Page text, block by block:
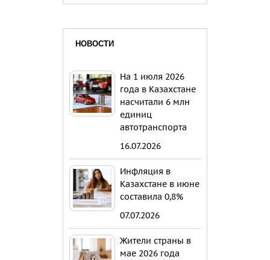
НОВОСТИ
На 1 июля 2026
года в Казахстане
насчитали 6 млн
единиц
автотранспорта
16.07.2026
Инфляция в
Казахстане в июне
составила 0,8%
07.07.2026
Жители страны в
мае 2026 года